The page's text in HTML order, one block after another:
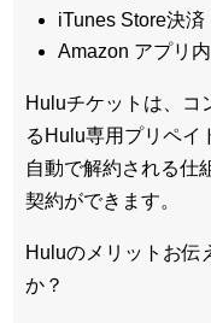
iTunes Store決済
Amazon アプリ
Huluチケットは、コ
るHulu専用プリペイ
自動で解約される仕
契約ができます。
Huluのメリットお伝
か？